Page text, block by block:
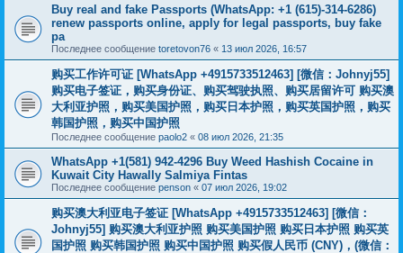
Buy real and fake Passports (WhatsApp: +1 (615)-314-6286)
renew passports online, apply for legal passports, buy fake
pa
Последнее сообщение toretovon76 « 13 июл 2026, 16:57
购买工作许可证 [WhatsApp +4915733512463] [微信：Johnyj55]
购买电子签证，购买身份证、购买驾驶执照、购买居留许可 购买澳
大利亚护照，购买美国护照，购买日本护照，购买英国护照，购买
韩国护照，购买中国护照
Последнее сообщение paolo2 « 08 июл 2026, 21:35
WhatsApp +1(581) 942-4296 Buy Weed Hashish Cocaine in
Kuwait City Hawally Salmiya Fintas
Последнее сообщение penson « 07 июл 2026, 19:02
购买澳大利亚电子签证 [WhatsApp +4915733512463] [微信：
Johnyj55] 购买澳大利亚护照 购买美国护照 购买日本护照 购买英
国护照 购买韩国护照 购买中国护照 购买假人民币 (CNY)，(微信：